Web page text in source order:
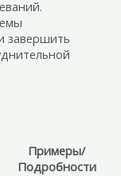
завершить
Примеры/
Подробности